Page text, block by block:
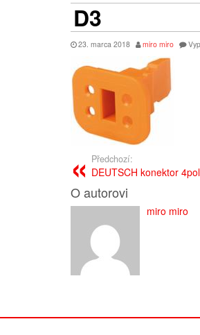
D3
23. marca 2018 miro miro Vyp
Předchozí:
DEUTSCH konektor
O autorovi
miro miro